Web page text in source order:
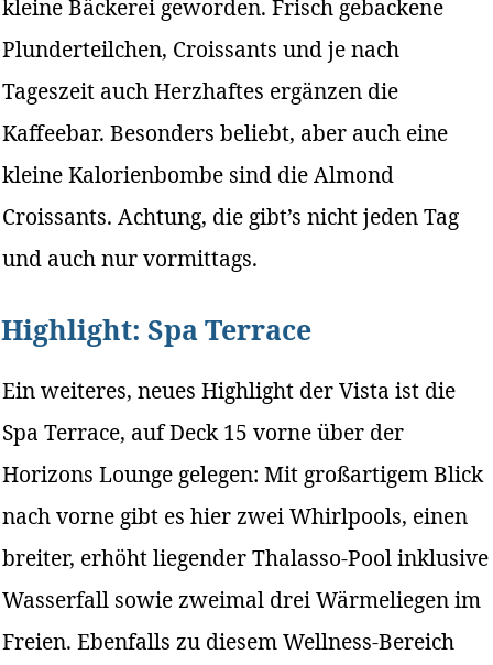
kleine Bäckerei geworden. Frisch gebackene
Plunderteilchen, Croissants und je nach
Tageszeit auch Herzhaftes ergänzen die
Kaffeebar. Besonders beliebt, aber auch eine
kleine Kalorienbombe sind die Almond
Croissants. Achtung, die gibt’s nicht jeden Tag
und auch nur vormittags.
Highlight: Spa Terrace
Ein weiteres, neues Highlight der Vista ist die
Spa Terrace, auf Deck 15 vorne über der
Horizons Lounge gelegen: Mit großartigem Blick
nach vorne gibt es hier zwei Whirlpools, einen
breiter, erhöht liegender Thalasso-Pool inklusive
Wasserfall sowie zweimal drei Wärmeliegen im
Freien. Ebenfalls zu diesem Wellness-Bereich